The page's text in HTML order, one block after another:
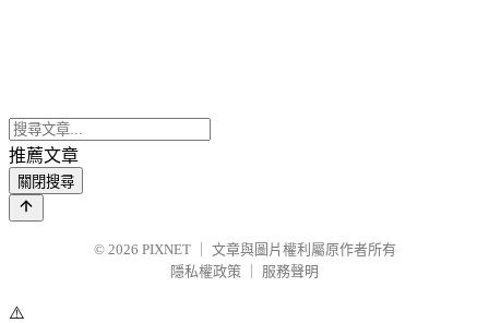
推薦文章
關閉搜尋
© 2026 PIXNET
文章與圖片權利屬原作者所有
隱私權政策
服務聲明
⚠️